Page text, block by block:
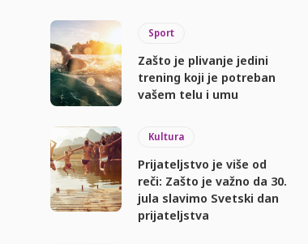
Sport
Zašto je plivanje jedini
trening koji je potreban
vašem telu i umu
Kultura
Prijateljstvo je više od
reči: Zašto je važno da 30.
jula slavimo Svetski dan
prijateljstva